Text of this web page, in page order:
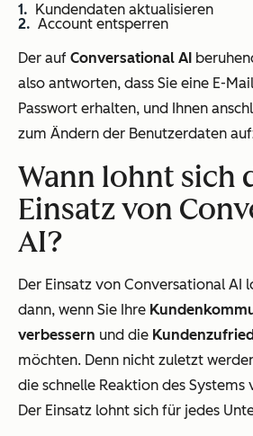
Kundendaten aktualisieren
Account entsperren
Der auf Conversational AI
also antworten, dass Sie eine E-
Passwort erhalten, und Ihnen
zum Ändern der Benutzerdaten
Wann lohnt sich
Einsatz von
AI?
Der Einsatz von Conversational AI
dann, wenn Sie Ihre
verbessern und die
möchten. Denn nicht zuletzt
die schnelle Reaktion des Systems
Der Einsatz lohnt sich für jedes